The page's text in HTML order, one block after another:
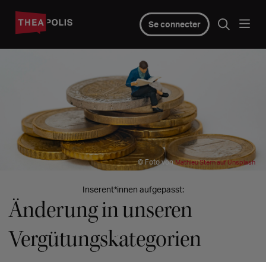
Se connecter
© Foto vonMathieu Stern auf Unsplash
Inserent*innen aufgepasst:
Änderung in unseren
Vergütungskategorien